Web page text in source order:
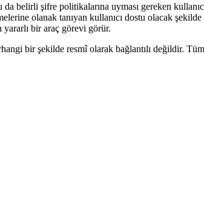
belirli şifre politikalarına uyması gereken
olanak tanıyan kullanıcı dostu olacak şekilde
bir araç görevi görür.
bir şekilde resmî olarak bağlantılı değildir.